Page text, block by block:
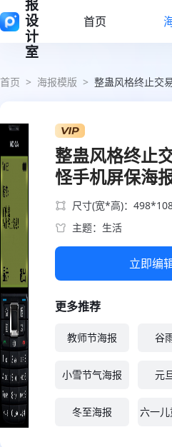
报
设
计
室
首页
首页 > 海报模版 > 整蛊风格终止交
整蛊风格终止
怪手机屏保海
尺寸(宽*高)：
主题：生活
立即编
更多推荐
教师节海报 谷
小雪节气海报 元
冬至海报 六一